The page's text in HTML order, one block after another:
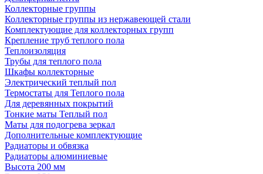
Коллекторные группы
Коллекторные группы из нержавеющей стали
Комплектующие для коллекторных групп
Крепление труб теплого пола
Теплоизоляция
Трубы для теплого пола
Шкафы коллекторные
Электрический теплый пол
Термостаты для Теплого пола
Для деревянных покрытий
Тонкие маты Теплый пол
Маты для подогрева зеркал
Дополнительные комплектующие
Радиаторы и обвязка
Радиаторы алюминиевые
Высота 200 мм